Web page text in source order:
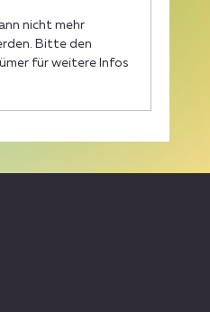
Sorg
nicht mehr
Bitte den
für weitere Infos